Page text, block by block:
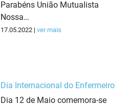
Parabéns União Mutualista
Nossa…
17.05.2022 | ver mais
Dia Internacional do Enfermeiro
Dia 12 de Maio comemora-se